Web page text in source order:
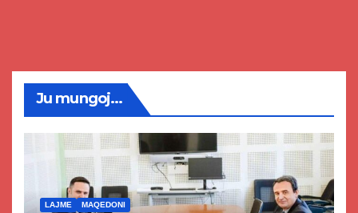
Ju mungoj...
LAJME MAQEDONI